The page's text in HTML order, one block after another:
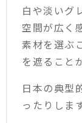
白や淡いグ
空間が広く
素材を選ぶ
を遮ること
日本の典型
ったりしま